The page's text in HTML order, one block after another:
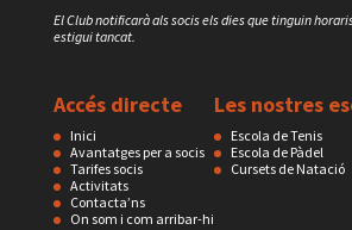
El Club notificarà als socis els dies que tinguin
estigui tancat.
Accés directe
Inici
Avantatges per a socis
Tarifes socis
Activitats
Contacta’ns
On som i com arribar-hi
Les nostres
Escola de Tenis
Escola de Pàdel
Cursets de Natació